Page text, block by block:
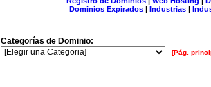
Dominios Expirados | Industrias |
Categorías de Dominio:
[Pág.